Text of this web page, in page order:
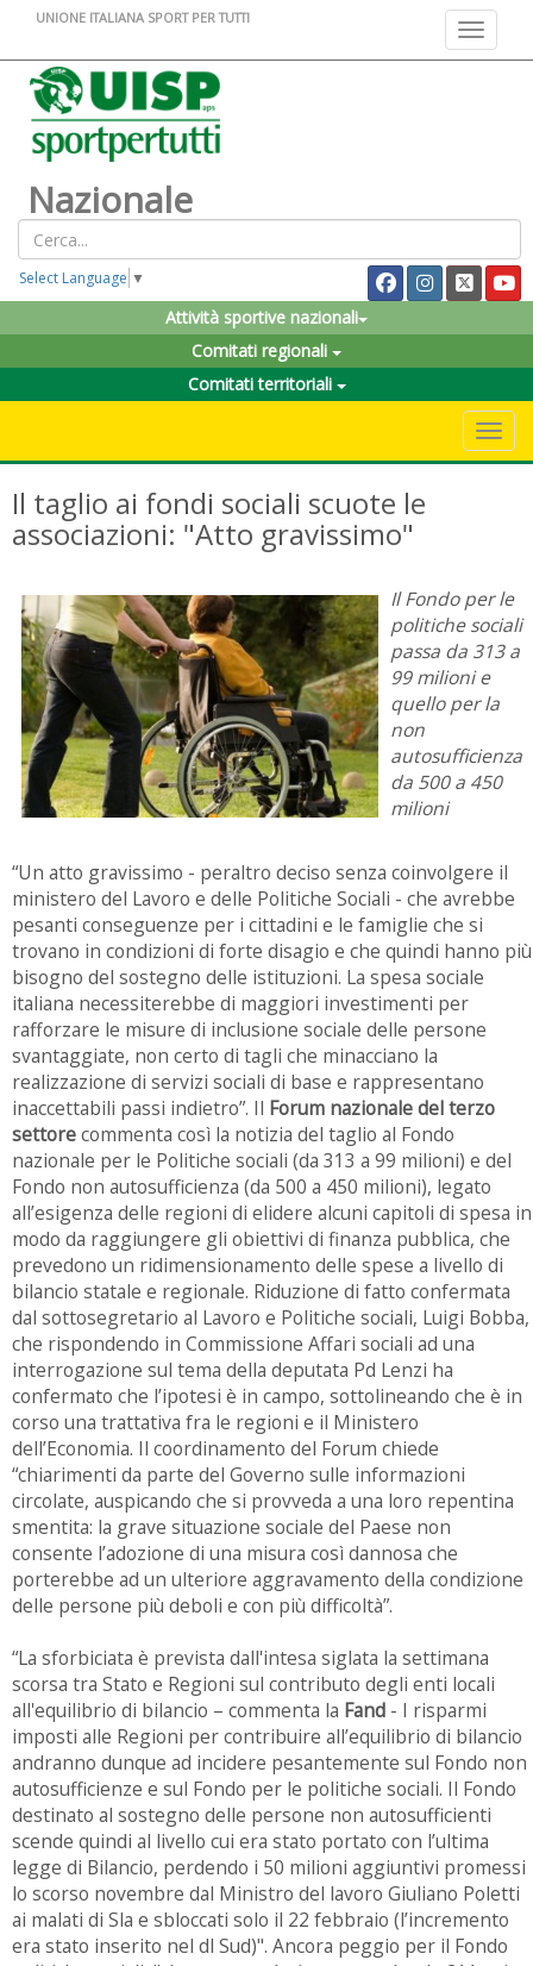
Toggle
UNIONE ITALIANA SPORT PER TUTTI
Nazionale
Select Language ▼
Attività sportive nazionali
Comitati regionali
Comitati territoriali
Il taglio ai fondi sociali scuote le
associazioni: "Atto gravissimo"
Il Fondo per le
politiche sociali
passa da 313 a
99 milioni e
quello per la
non
autosufficienza
da 500 a 450
milioni
“Un atto gravissimo - peraltro deciso senza coinvolgere il
ministero del Lavoro e delle Politiche Sociali - che avrebbe
pesanti conseguenze per i cittadini e le famiglie che si
trovano in condizioni di forte disagio e che quindi hanno più
bisogno del sostegno delle istituzioni. La spesa sociale
italiana necessiterebbe di maggiori investimenti per
rafforzare le misure di inclusione sociale delle persone
svantaggiate, non certo di tagli che minacciano la
realizzazione di servizi sociali di base e rappresentano
inaccettabili passi indietro”. Il Forum nazionale del terzo
settorecommenta così la notizia del taglio al Fondo
nazionale per le Politiche sociali (da 313 a 99 milioni) e del
Fondo non autosufficienza (da 500 a 450 milioni), legato
all’esigenza delle regioni di elidere alcuni capitoli di spesa in
modo da raggiungere gli obiettivi di finanza pubblica, che
prevedono un ridimensionamento delle spese a livello di
bilancio statale e regionale. Riduzione di fatto confermata
dal sottosegretario al Lavoro e Politiche sociali, Luigi Bobba,
che rispondendo in Commissione Affari sociali ad una
interrogazione sul tema della deputata Pd Lenzi ha
confermato che l’ipotesi è in campo, sottolineando che è in
corso una trattativa fra le regioni e il Ministero
dell’Economia. Il coordinamento del Forum chiede
“chiarimenti da parte del Governo sulle informazioni
circolate, auspicando che si provveda a una loro repentina
smentita: la grave situazione sociale del Paese non
consente l’adozione di una misura così dannosa che
porterebbe ad un ulteriore aggravamento della condizione
delle persone più deboli e con più difficoltà”.
“La sforbiciata è prevista dall'intesa siglata la settimana
scorsa tra Stato e Regioni sul contributo degli enti locali
all'equilibrio di bilancio – commenta la Fand - I risparmi
imposti alle Regioni per contribuire all’equilibrio di bilancio
andranno dunque ad incidere pesantemente sul Fondo non
autosufficienze e sul Fondo per le politiche sociali. Il Fondo
destinato al sostegno delle persone non autosufficienti
scende quindi al livello cui era stato portato con l’ultima
legge di Bilancio, perdendo i 50 milioni aggiuntivi promessi
lo scorso novembre dal Ministro del lavoro Giuliano Poletti
ai malati di Sla e sbloccati solo il 22 febbraio (l’incremento
era stato inserito nel dl Sud)". Ancora peggio per il Fondo